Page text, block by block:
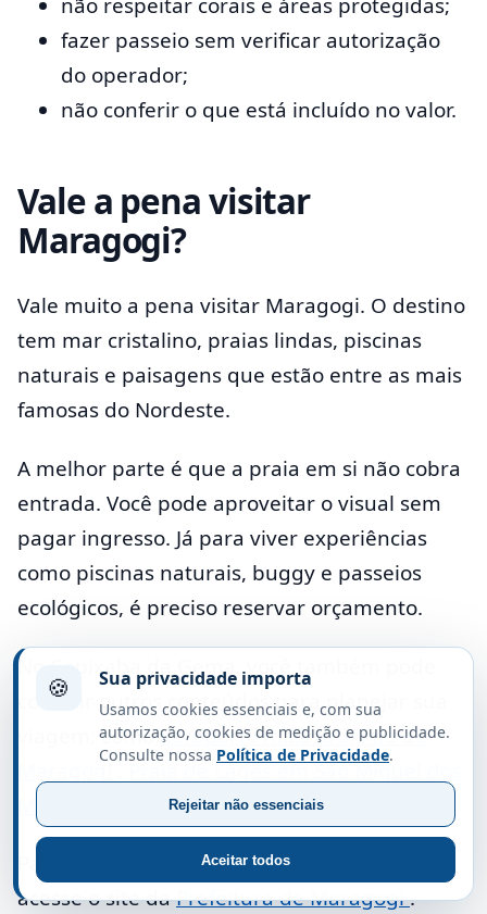
fazer passeio sem verificar autorização
do operador;
não conferir o que está incluído no valor.
Vale a pena visitar
Maragogi?
Vale muito a pena visitar Maragogi. O destino
tem mar cristalino, praias lindas, piscinas
naturais e paisagens que estão entre as mais
famosas do Nordeste.
A melhor parte é que a praia em si não cobra
entrada. Você pode aproveitar o visual sem
pagar ingresso. Já para viver experiências
como piscinas naturais, buggy e passeios
ecológicos, é preciso reservar orçamento.
No Capixaba da Gema, você também pode
conferir outros conteúdos para planejar sua
viagem, comoaeroporto mais próximo de
Maragogi,Praia de Lages em São Miguel dos
Ponta Verde em Maceió
Para informações oficiais sobre o destino,
acesse o site daPrefeitura de Maragogi.
🍪 Sua privacidade importa
Usamos cookies essenciais e, com sua
autorização, cookies de medição e publicidade.
Consulte nossa Política de Privacidade.
Aceitar todos
Rejeitar não essenciais